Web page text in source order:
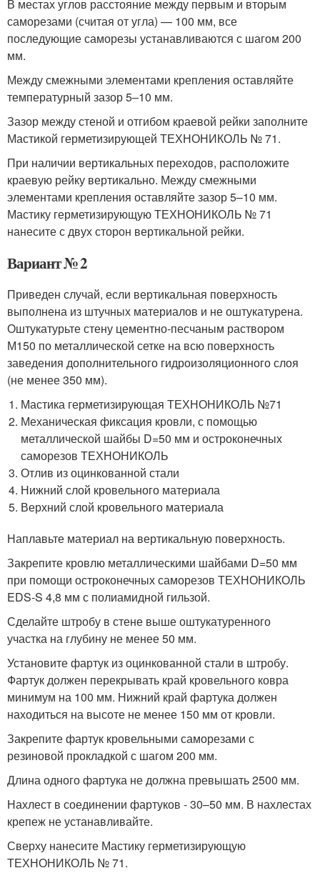
В местах углов расстояние между первым и вторым
саморезами (считая от угла) — 100 мм, все
последующие саморезы устанавливаются с шагом 200
мм.
Между смежными элементами крепления оставляйте
температурный зазор 5–10 мм.
Зазор между стеной и отгибом краевой рейки заполните
Мастикой герметизирующей ТЕХНОНИКОЛЬ № 71.
При наличии вертикальных переходов, расположите
краевую рейку вертикально. Между смежными
элементами крепления оставляйте зазор 5–10 мм.
Мастику герметизирующую ТЕХНОНИКОЛЬ № 71
нанесите с двух сторон вертикальной рейки.
Вариант № 2
Приведен случай, если вертикальная поверхность
выполнена из штучных материалов и не оштукатурена.
Оштукатурьте стену цементно-песчаным раствором
М150 по металлической сетке на всю поверхность
заведения дополнительного гидроизоляционного слоя
(не менее 350 мм).
Мастика герметизирующая ТЕХНОНИКОЛЬ №71
Механическая фиксация кровли, с помощью
металлической шайбы D=50 мм и остроконечных
саморезов ТЕХНОНИКОЛЬ
Отлив из оцинкованной стали
Нижний слой кровельного материала
Верхний слой кровельного материала
Наплавьте материал на вертикальную поверхность.
Закрепите кровлю металлическими шайбами D=50 мм
при помощи остроконечных саморезов ТЕХНОНИКОЛЬ
EDS-S 4,8 мм с полиамидной гильзой.
Сделайте штробу в стене выше оштукатуренного
участка на глубину не менее 50 мм.
Установите фартук из оцинкованной стали в штробу.
Фартук должен перекрывать край кровельного ковра
минимум на 100 мм. Нижний край фартука должен
находиться на высоте не менее 150 мм от кровли.
Закрепите фартук кровельными саморезами с
резиновой прокладкой с шагом 200 мм.
Длина одного фартука не должна превышать 2500 мм.
Нахлест в соединении фартуков - 30–50 мм. В нахлестах
крепеж не устанавливайте.
Сверху нанесите Мастику герметизирующую
ТЕХНОНИКОЛЬ № 71.